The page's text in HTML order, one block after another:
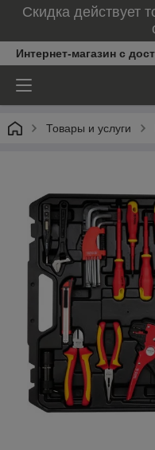
Скидка действует
Интернет-магазин с
Товары и услуги